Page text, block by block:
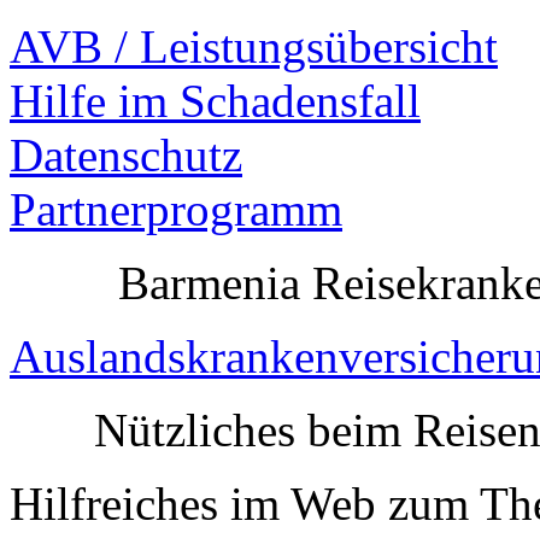
AVB / Leistungsübersicht
Hilfe im Schadensfall
Datenschutz
Partnerprogramm
Barmenia
Nützliches beim Reisen
Hilfreiches im Web zum